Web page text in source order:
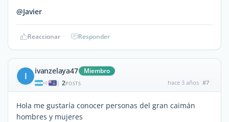
@Javier
Reaccionar Responder
I ivanzelaya47 Miembro
| 2POSTS hace 3 años #7
Hola me gustaría conocer personas del gran caimán
hombres y mujeres